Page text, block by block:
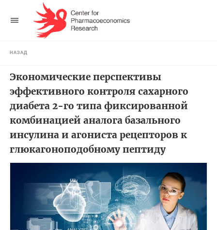
НАЗАД
Экономические перспективы
эффективного контроля сахарного
диабета 2-го типа фиксированной
комбинацией аналога базального
инсулина и агониста рецепторов к
глюкагоноподобному пептиду